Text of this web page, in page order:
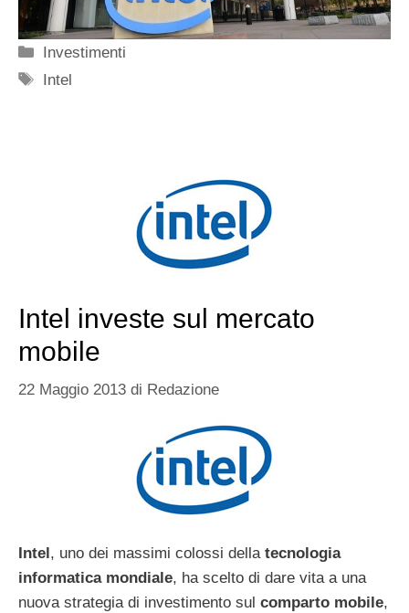
Categorie
Investimenti
Tag
Intel
Intel investe sul mercato
mobile
22 Maggio 2013 di Redazione
Intel, uno dei massimi colossi della tecnologia
informatica mondiale, ha scelto di dare vita a una
nuova strategia di investimento sul comparto mobile,